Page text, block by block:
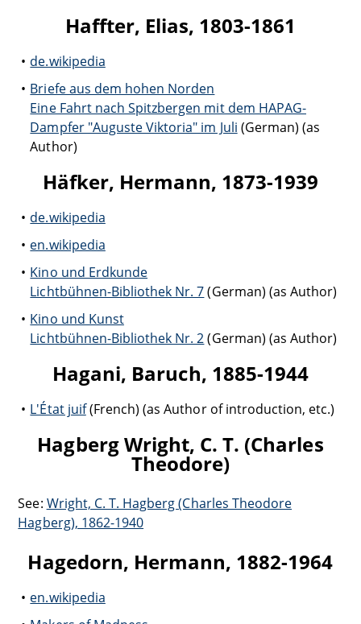
Haffter, Elias, 1803-1861
de.wikipedia
Briefe aus dem hohen Norden
Eine Fahrt nach Spitzbergen mit dem HAPAG-
Dampfer "Auguste Viktoria" im Juli (German) (as
Author)
Häfker, Hermann, 1873-1939
de.wikipedia
en.wikipedia
Kino und Erdkunde
Lichtbühnen-Bibliothek Nr. 7(German) (as Author)
Kino und Kunst
Lichtbühnen-Bibliothek Nr. 2(German) (as Author)
Hagani, Baruch, 1885-1944
L'État juif(French) (as Author of introduction, etc.)
Hagberg Wright, C. T. (Charles
Theodore)
See: Wright, C. T. Hagberg (Charles Theodore
Hagberg), 1862-1940
Hagedorn, Hermann, 1882-1964
en.wikipedia